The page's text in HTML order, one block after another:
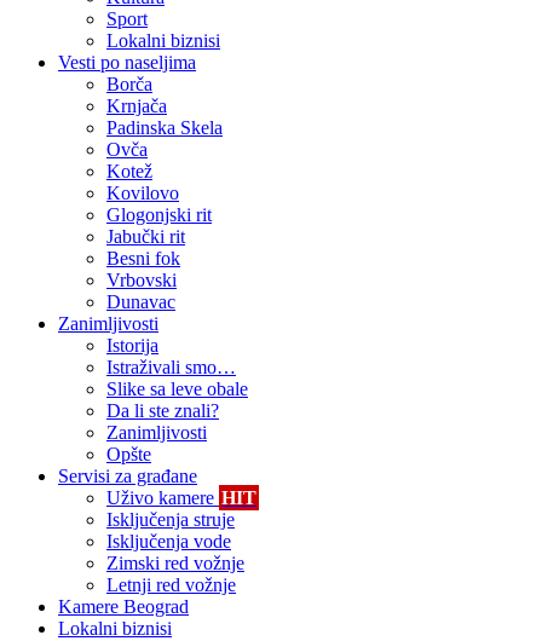
Sport
Lokalni biznisi
Vesti po naseljima
Borča
Krnjača
Padinska Skela
Ovča
Kotež
Kovilovo
Glogonjski rit
Jabučki rit
Besni fok
Vrbovski
Dunavac
Zanimljivosti
Istorija
Istraživali smo…
Slike sa leve obale
Da li ste znali?
Zanimljivosti
Opšte
Servisi za građane
Uživo kamere HIT
Isključenja struje
Isključenja vode
Zimski red vožnje
Letnji red vožnje
Kamere Beograd
Lokalni biznisi